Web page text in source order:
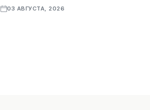
03 АВГУСТА, 2026